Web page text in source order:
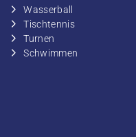
​Wasserball
​Tischtennis
​​Turnen
​​Schwimmen